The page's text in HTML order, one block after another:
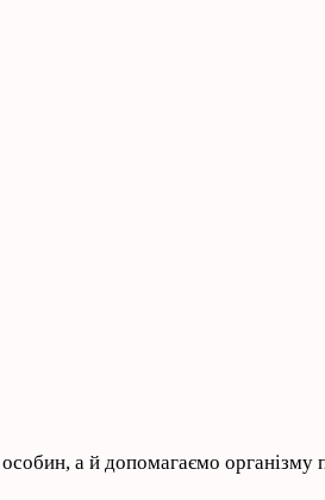
а й допомагаємо організму